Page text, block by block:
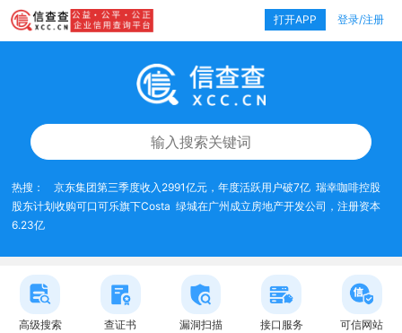
打开APP 登录/注册
热搜： 京东集团第三季度收入2991亿元，年度活跃用户破7亿 瑞幸咖啡控股
股东计划收购可口可乐旗下Costa 绿城在广州成立房地产开发公司，注册资本
6.23亿
高级搜索 查证书 漏洞扫描 接口服务 可信网站